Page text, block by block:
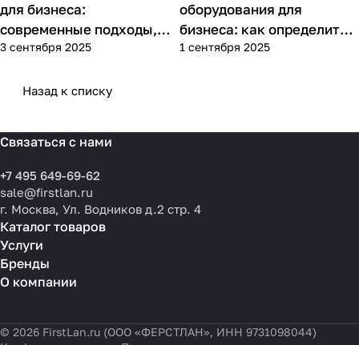
для бизнеса:
современные подходы,
практика применения и
3 сентября 2025
оборудования для
бизнеса: как определить
потребности компании и
1 сентября 2025
Назад к списку
Связаться с нами
+7 495 649-69-62
sale@firstlan.ru
г. Москва, Ул. Водников д.2 стр. 4
Каталог товаров
Услуги
Бренды
О компании
© 2026 FirstLan.ru (ООО «ФЕРСТЛАН», ИНН 9731098044)